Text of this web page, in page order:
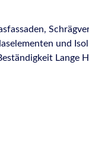
und
Lange
Primer
Credit IEQ